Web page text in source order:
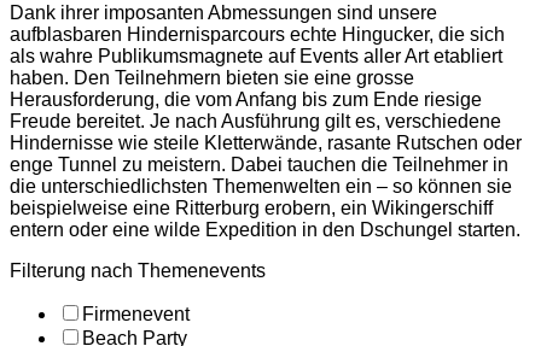
Dank ihrer imposanten Abmessungen sind unsere
aufblasbaren Hindernisparcours echte Hingucker, die sich
als wahre Publikumsmagnete auf Events aller Art etabliert
haben. Den Teilnehmern bieten sie eine grosse
Herausforderung, die vom Anfang bis zum Ende riesige
Freude bereitet. Je nach Ausführung gilt es, verschiedene
Hindernisse wie steile Kletterwände, rasante Rutschen oder
enge Tunnel zu meistern. Dabei tauchen die Teilnehmer in
die unterschiedlichsten Themenwelten ein – so können sie
beispielweise eine Ritterburg erobern, ein Wikingerschiff
entern oder eine wilde Expedition in den Dschungel starten.
Filterung nach Themenevents
Firmenevent
Beach Party